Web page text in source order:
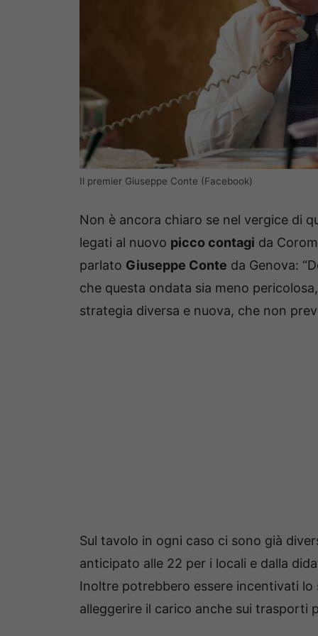
Il premier Giuseppe Conte (Facebook)
Non è ancora chiaro se nel vergice di
legati al nuovo picco contagi da
parlato Giuseppe Conte da Genova:
che questa ondata sia meno
strategia diversa e nuova, che non
Sul tavolo in ogni caso ci sono già
anticipato alle 22 per i locali e dalla
Inoltre potrebbero essere incentivati
alleggerire il carico anche sui trasporti